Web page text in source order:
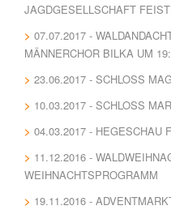
JAGDGESELLSCHAFT
07.07.2017 -
MÄNNERCHOR BILKA UM
23.06.2017 - SCHLOSS
10.03.2017 - SCHLOSS
04.03.2017 - HEGESCHAU
11.12.2016 -
WEIHNACHTSPROGRAMM
19.11.2016 -